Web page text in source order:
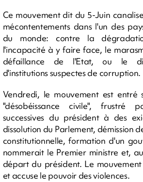
Ce mouvement dit du 5-Juin
mécontentements dans l'un des
du monde: contre la
l'incapacité à y faire face, le
défaillance de l'Etat, ou le
d'institutions suspectes de corruption.
Vendredi, le mouvement est entré
"désobéissance civile", frustré
successives du président à des
dissolution du Parlement, démission
constitutionnelle, formation d'un
nommerait le Premier ministre et,
départ du président. Le
et accuse le pouvoir des violences.